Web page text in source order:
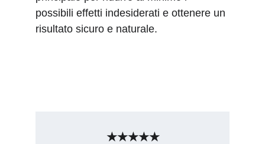
possibili effetti indesiderati e ottenere un
risultato sicuro e naturale.
★★★★★